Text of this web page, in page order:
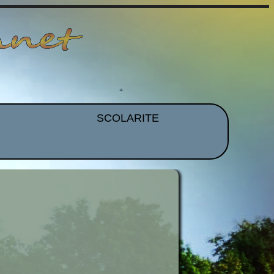
EPS
SCOLARITE
CDI
Histoire Des Arts
Voyages et Sorties